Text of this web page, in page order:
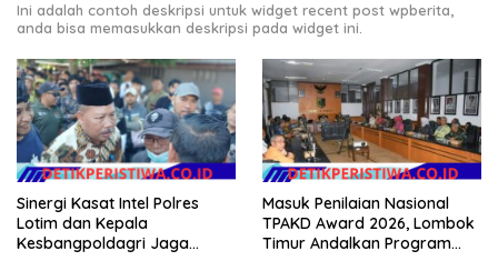
Ini adalah contoh deskripsi untuk widget recent post wpberita,
anda bisa memasukkan deskripsi pada widget ini.
Sinergi Kasat Intel Polres
Lotim dan Kepala
Kesbangpoldagri Jaga
Masuk Penilaian Nasional
TPAKD Award 2026, Lombok
Timur Andalkan Program